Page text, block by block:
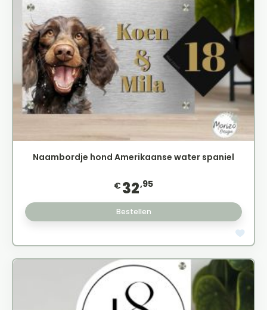
Naambordje hond Amerikaanse water spaniel
€32,95
Bestellen